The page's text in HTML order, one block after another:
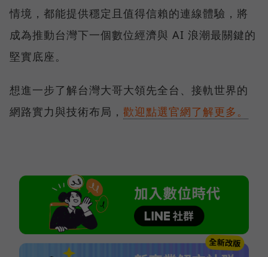
情境，都能提供穩定且值得信賴的連線體驗，將
成為推動台灣下一個數位經濟與 AI 浪潮最關鍵的
堅實底座。
想進一步了解台灣大哥大領先全台、接軌世界的
網路實力與技術布局， 歡迎點選官網了解更多。